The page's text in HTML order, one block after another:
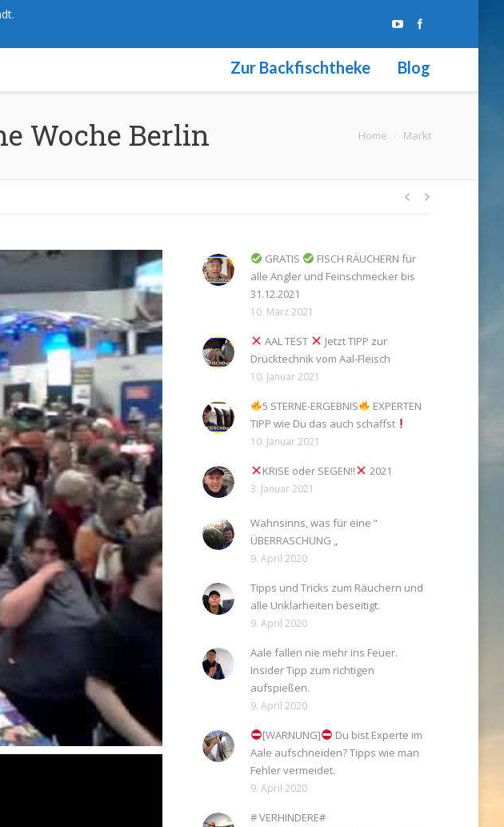
Zur Backfischtheke Blog
Woche Berlin Sie befinden sich hier:
Home Markt
GRATIS
FISCH RÄUCHERN für
alle Angler und Feinschmecker bis
31.12.2021
10. März 2021
AAL TEST
Jetzt TIPP zur
Drücktechnik vom Aal-Fleisch
10. Januar 2021
5 STERNE-ERGEBNIS
EXPERTEN
TIPP wie Du das auch schaffst
10. Januar 2021
KRISE oder SEGEN!! 2021
3. Januar 2021
Wahnsinns, was für eine “
ÜBERRASCHUNG „
9. April 2020
Tipps und Tricks zum Räuchern und
alle Unklarheiten beseitigt.
9. April 2020
Aale fallen nie mehr ins Feuer.
Insider Tipp zum richtigen
aufspießen.
9. April 2020
[WARNUNG]
Du bist Experte im
Aale aufschneiden? Tipps wie man
Fehler vermeidet.
9. April 2020
# VERHINDERE#